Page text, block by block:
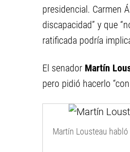
presidencial. Carmen
discapacidad” y que
ratificada podría
El senador Martín
pero pidió hacerlo
Martín Lousteau